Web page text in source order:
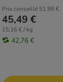
Prix conseillé 51,99 €
45,49 €
15,16 € / kg
42,76 €